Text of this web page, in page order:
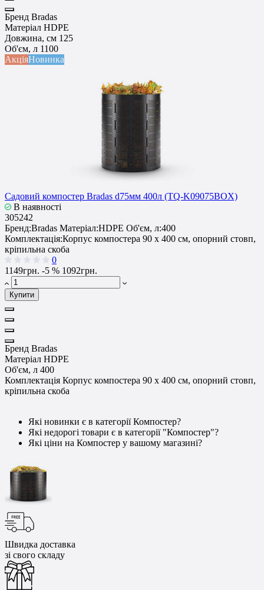
Бренд Bradas
Матеріал HDPE
Довжина, см 125
Об'єм, л 1100
АкціяНовинка
Садовий компостер Bradas d75мм 400л (TQ-K09075BOX)
В наявності
305242
Бренд:Bradas Матеріал:HDPE Об'єм, л:400
Комплектація:Корпус компостера 90 x 400 см, опорний стовп,
кріпильна скоба
0
1149грн. -5 % 1092грн.
Купити
Бренд Bradas
Матеріал HDPE
Об'єм, л 400
Комплектація Корпус компостера 90 x 400 см, опорний стовп,
кріпильна скоба
Які новинки є в категорії Компостер?
Які недорогі товари є в категорії "Компостер"?
Які ціни на Компостер у вашому магазині?
Швидка доставка
зі свого складу